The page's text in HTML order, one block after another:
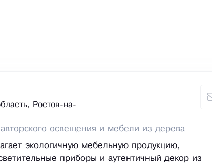
Ростов-на-
освещения и мебели из дерева
экологичную мебельную продукцию,
приборы и аутентичный декор из